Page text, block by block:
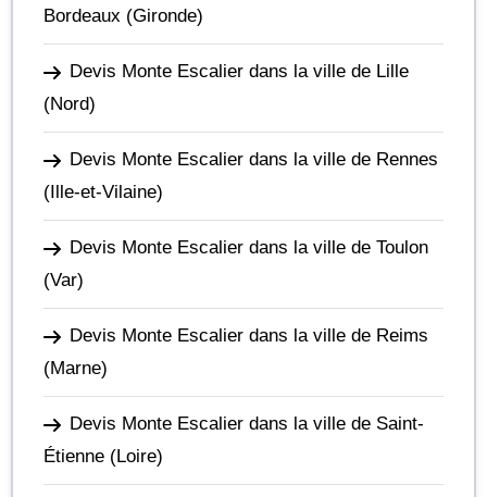
Bordeaux (Gironde)
Devis Monte Escalier dans la ville de Lille
(Nord)
Devis Monte Escalier dans la ville de Rennes
(Ille-et-Vilaine)
Devis Monte Escalier dans la ville de Toulon
(Var)
Devis Monte Escalier dans la ville de Reims
(Marne)
Devis Monte Escalier dans la ville de Saint-
Étienne (Loire)